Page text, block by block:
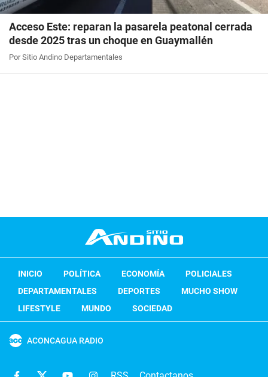
Acceso Este: reparan la pasarela peatonal cerrada
desde 2025 tras un choque en Guaymallén
Por Sitio Andino Departamentales
INICIO POLÍTICA ECONOMÍA
POLICIALES
DEPARTAMENTALES
DEPORTES
MUCHO SHOW
LIFESTYLE
MUNDO SOCIEDAD
ACONCAGUA RADIO